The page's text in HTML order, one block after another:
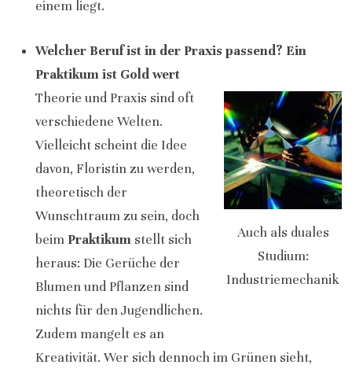
einem liegt.
Welcher Beruf ist in der Praxis passend? Ein
Praktikum ist Gold wert
Auch als duales
Studium:
Industriemechanik
Theorie und Praxis sind oft
verschiedene Welten.
Vielleicht scheint die Idee
davon, Floristin zu werden,
theoretisch der
Wunschtraum zu sein, doch
beim Praktikumstellt sich
heraus: Die Gerüche der
Blumen und Pflanzen sind
nichts für den Jugendlichen.
Zudem mangelt es an
Kreativität. Wer sich dennoch im Grünen sieht,